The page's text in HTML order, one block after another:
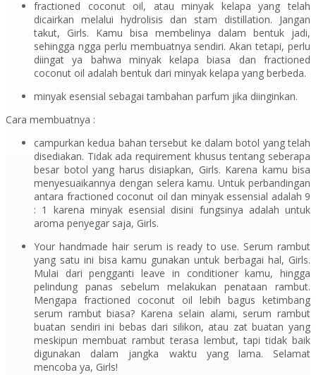
fractioned coconut oil, atau minyak kelapa yang telah
dicairkan melalui hydrolisis dan stam distillation. Jangan
takut, Girls. Kamu bisa membelinya dalam bentuk jadi,
sehingga ngga perlu membuatnya sendiri. Akan tetapi, perlu
diingat ya bahwa minyak kelapa biasa dan fractioned
coconut oil adalah bentuk dari minyak kelapa yang berbeda.
minyak esensial sebagai tambahan parfum jika diinginkan.
Cara membuatnya :
campurkan kedua bahan tersebut ke dalam botol yang telah
disediakan. Tidak ada requirement khusus tentang seberapa
besar botol yang harus disiapkan, Girls. Karena kamu bisa
menyesuaikannya dengan selera kamu. Untuk perbandingan
antara fractioned coconut oil dan minyak essensial adalah 9
: 1 karena minyak esensial disini fungsinya adalah untuk
aroma penyegar saja, Girls.
Your handmade hair serum is ready to use. Serum rambut
yang satu ini bisa kamu gunakan untuk berbagai hal, Girls.
Mulai dari penggantileave in conditionerkamu, hingga
pelindung panas sebelum melakukan penataan rambut.
Mengapa fractioned coconut oil lebih bagus ketimbang
serum rambut biasa? Karena selain alami, serum rambut
buatan sendiri ini bebas dari silikon, atau zat buatan yang
meskipun membuat rambut terasa lembut, tapi tidak baik
digunakan dalam jangka waktu yang lama. Selamat
mencoba ya, Girls!